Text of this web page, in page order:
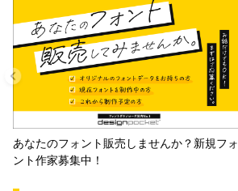
あなたのフォント販売しませんか？新規フォ
ント作家募集中！